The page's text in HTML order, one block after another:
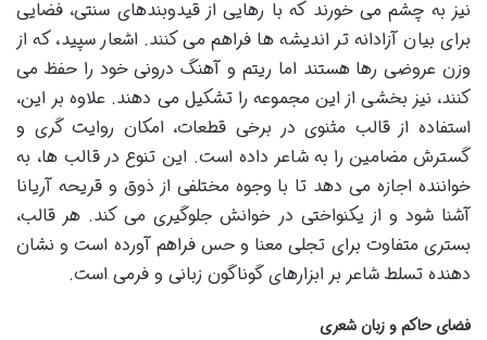
نیز به چشم می خورند که با رهایی از قیدوبندهای سنتی، فضایی
برای بیان آزادانه تر اندیشه ها فراهم می کنند. اشعار سپید، که از
وزن عروضی رها هستند اما ریتم و آهنگ درونی خود را حفظ می
کنند، نیز بخشی از این مجموعه را تشکیل می دهند. علاوه بر این،
استفاده از قالب مثنوی در برخی قطعات، امکان روایت گری و
گسترش مضامین را به شاعر داده است. این تنوع در قالب ها، به
خواننده اجازه می دهد تا با وجوه مختلفی از ذوق و قریحه آریانا
آشنا شود و از یکنواختی در خوانش جلوگیری می کند. هر قالب،
بستری متفاوت برای تجلی معنا و حس فراهم آورده است و نشان
دهنده تسلط شاعر بر ابزارهای گوناگون زبانی و فرمی است.
فضای حاکم و زبان شعری